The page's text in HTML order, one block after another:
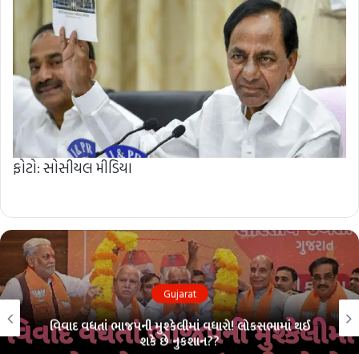
ફોટો: સોસીયલ મીડિયા
Gujarat
વિવાદ વધતાં ભાજપની મુશ્કેલીમાં વધારો! લોકસભામાં થઈ
શકે છે નુકશાન??